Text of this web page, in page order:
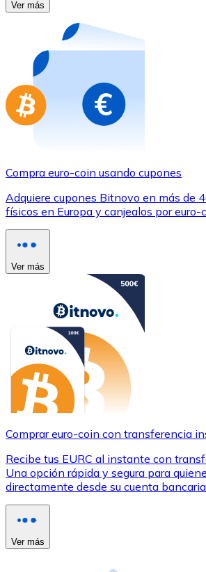
Compra tarjetas regalo de tus
Ir a la tienda de tarjetas regalo
Ver más
Compra euro-coin usando cupones
Adquiere cupones Bitnovo en más de
físicos en Europa y canjealos por euro-
Ver más
Comprar euro-coin con transferencia
Recibe tus EURC al instante con
Una opción rápida y segura para
directamente desde su cuenta bancaria.
Ver más